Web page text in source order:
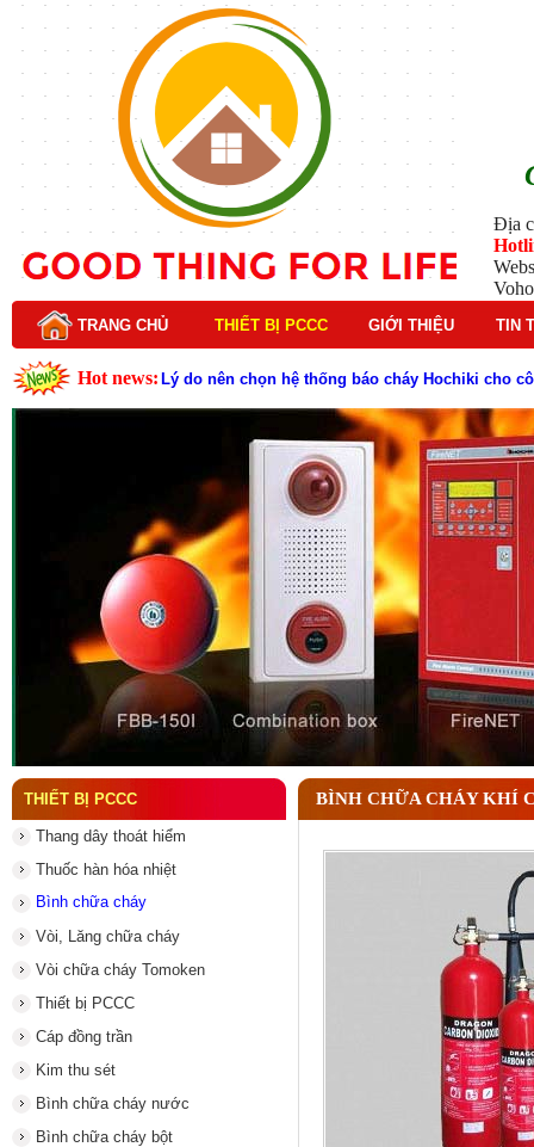
Địa
TRANG CHỦ THIẾT BỊ PCCC GIỚI THIỆU TIN
Hot news: Lý do nên chọn hệ thống báo cháy Hochiki cho
Cấu tạo và nguyên lý hoạt động của báo cháy
Tìm hiểu chi tiết về hệ thống báo cháy Horing
Các loại thang dây thoát hiểm phổ biến trên thị
Thang dây thoát hiểm có tác dụng gì trong tình
Cấu tạo đầu phun chữa cháy trong hệ thống
Kim thu sét là gì? Cấu tạo, nguyên lý hoạt động
Đầu phun chữa cháy là gì và nguyên lý hoạt động
Đầu phun chữa cháy là gì ? Tìm hiểu chi tiết từ A-
THIẾT BỊ PCCC
Thang dây thoát hiểm
Thuốc hàn hóa nhiệt
Bình chữa cháy
Vòi, Lăng chữa cháy
Vòi chữa cháy Tomoken
Thiết bị PCCC
Cáp đồng trần
Kim thu sét
Bình chữa cháy nước
Bình chữa cháy bột
BÌNH CHỮA CHÁY KHÍ